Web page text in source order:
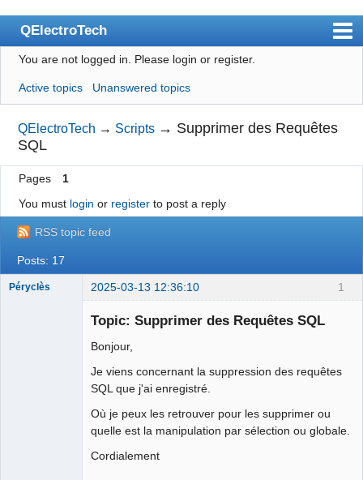
QElectroTech
Index
User list
Search
Register
Login
Site officiel
Wiki
BugTracker
Google_Search
You are not logged in. Please login or register.
Active topics Unanswered topics
QElectroTech → Scripts → Supprimer des Requêtes
SQL
Pages
1
You must login or registerto post a reply
RSS topic feed
Posts: 17
1
Péryclès 2025-03-13 12:36:10
Topic: Supprimer des Requêtes SQL
Bonjour,
Je viens concernant la suppression des requêtes
SQL que j'ai enregistré.
Où je peux les retrouver pour les supprimer ou
quelle est la manipulation par sélection ou globale.
Cordialement